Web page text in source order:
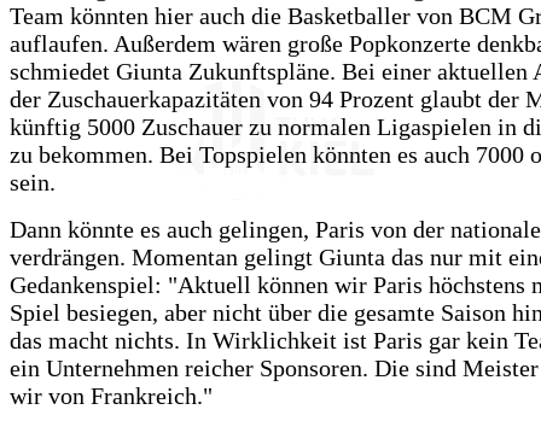
Team könnten hier auch die Basketballer von BCM
auflaufen. Außerdem wären große Popkonzerte
schmiedet Giunta Zukunftspläne. Bei einer aktuellen
der Zuschauerkapazitäten von 94 Prozent glaubt der
künftig 5000 Zuschauer zu normalen Ligaspielen in
zu bekommen. Bei Topspielen könnten es auch 7000
sein.
Dann könnte es auch gelingen, Paris von der
verdrängen. Momentan gelingt Giunta das nur mit
Gedankenspiel: "Aktuell können wir Paris höchstens
Spiel besiegen, aber nicht über die gesamte Saison
das macht nichts. In Wirklichkeit ist Paris gar kein
ein Unternehmen reicher Sponsoren. Die sind
wir von Frankreich."